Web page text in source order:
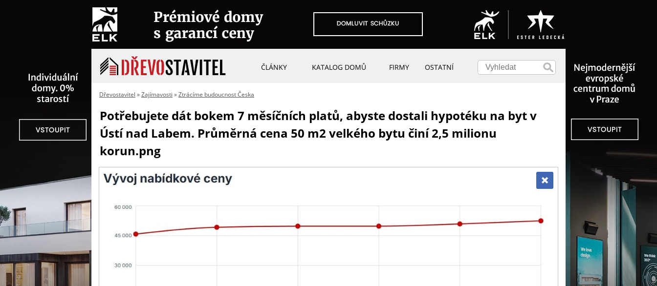
ČLÁNKY KATALOG DOMŮ FIRMY OSTATNÍ
Dřevostavitel »Zajímavosti »Ztrácíme budoucnost Česka
Potřebujete dát bokem 7 měsíčních platů, abyste dostali hypotéku na byt v
Ústí nad Labem. Průměrná cena 50 m2 velkého bytu činí 2,5 milionu
korun.png